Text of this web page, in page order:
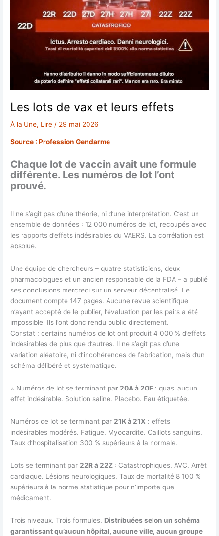
Les lots de vax et leurs effets
À la Une, Lire / 29 mai 2026
Source : Profession Gendarme
Chaque lot de vaccin avait une formule
différente. Les numéros de lot l’ont
prouvé.
Il ne s’agit pas d’une théorie, ni d’une interprétation. C’est un
ensemble de données : 12 000 numéros de lot, recoupés avec
les rapports d’effets indésirables du VAERS. La corrélation est
absolue.
Une équipe de chercheurs – quatre statisticiens, deux
pharmacologues et un ancien responsable de la FDA – a publié
ses conclusions mercredi sur un serveur décentralisé. Le
document compte 147 pages. Aucune revue scientifique
n’ayant accepté de le publier, l’évaluation par les pairs a été
impossible. Ils l’ont donc rendu public directement.
Constat : certains numéros de lot ont produit 4 000 % d’effets
indésirables de plus que d’autres. Il ne s’agit pas d’une
variation aléatoire, ni d’incohérences de fabrication, mais d’un
schéma délibéré et systématique.
⟁ Numéros de lot se terminant par 20A à 20F : quasi aucun
effet indésirable. Solution saline. Placebo. Eau étiquetée.
Numéros de lot se terminant par 21K à 21X : effets
indésirables modérés. Fatigue. Myocardite. Caillots sanguins.
Taux d’hospitalisation 300 % supérieurs à la normale.
Lots se terminant par 22R à 22Z : Catastrophiques. AVC. Arrêt
cardiaque. Lésions neurologiques. Taux de mortalité 8 100 %
supérieurs à la norme statistique pour n’importe quel
médicament.
Trois niveaux. Trois formules. Distribuées selon un schéma
garantissant qu’aucun hôpital, aucune ville, aucun groupe